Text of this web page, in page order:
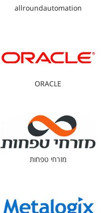
allroundautomation
ORACLE
מזרחי טפחות